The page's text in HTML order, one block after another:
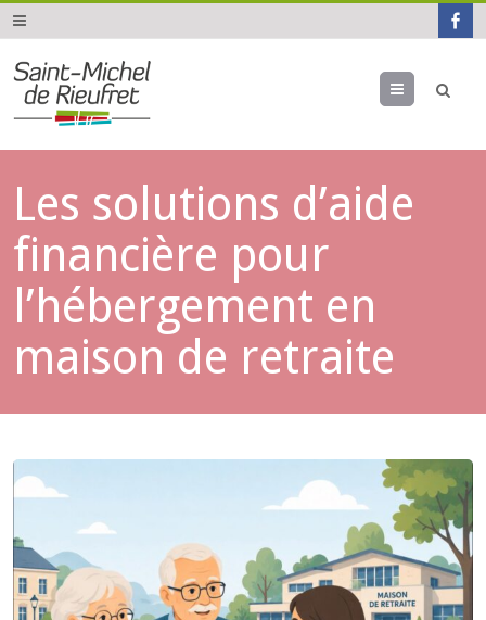
Menu
Les solutions d’aide
financière pour
l’hébergement en
maison de retraite